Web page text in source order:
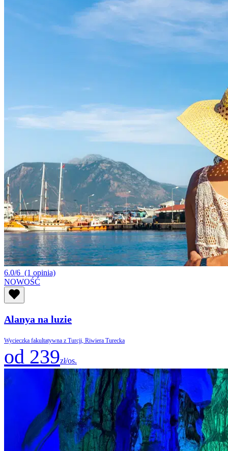
6.0/6 (1 opinia)
NOWOŚĆ
Alanya na luzie
Wycieczka fakultatywna z Turcji, Riwiera Turecka
od 239zł/os.